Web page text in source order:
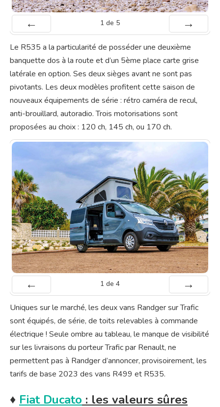
1 de 5
Le R535 a la particularité de posséder une deuxième
banquette dos à la route et d’un 5ème place carte grise
latérale en option. Ses deux sièges avant ne sont pas
pivotants. Les deux modèles profitent cette saison de
nouveaux équipements de série : rétro caméra de recul,
anti-brouillard, autoradio. Trois motorisations sont
proposées au choix : 120 ch, 145 ch, ou 170 ch.
1 de 4
Uniques sur le marché, les deux vans Randger sur Trafic
sont équipés, de série, de toits relevables à commande
électrique ! Seule ombre au tableau, le manque de visibilité
sur les livraisons du porteur Trafic par Renault, ne
permettent pas à Randger d’annoncer, provisoirement, les
tarifs de base 2023 des vans R499 et R535.
♦ Fiat Ducato : les valeurs sûres